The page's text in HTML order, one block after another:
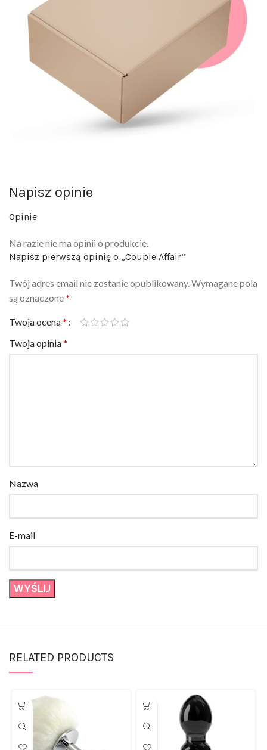
Napisz opinie
Opinie
Na razie nie ma opinii o produkcie.
Napisz pierwszą opinię o „Couple Affair”
Twój adres email nie zostanie opublikowany.
Wymagane pola
są oznaczone *
Twoja ocena *
Twoja opinia *
Nazwa
E-mail
RELATED PRODUCTS